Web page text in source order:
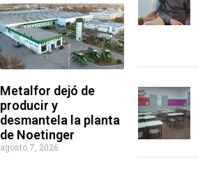
Metalfor dejó de
producir y
desmantela la planta
de Noetinger
agosto 7, 2026